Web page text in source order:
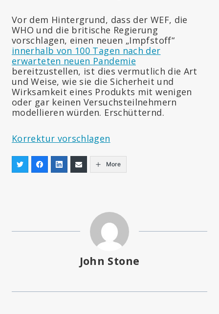
Vor dem Hintergrund, dass der WEF, die
WHO und die britische Regierung
vorschlagen, einen neuen „Impfstoff“
innerhalb von 100 Tagen nach der
erwarteten neuen Pandemie
bereitzustellen, ist dies vermutlich die Art
und Weise, wie sie die Sicherheit und
Wirksamkeit eines Produkts mit wenigen
oder gar keinen Versuchsteilnehmern
modellieren würden. Erschütternd.
Korrektur vorschlagen
More
John Stone